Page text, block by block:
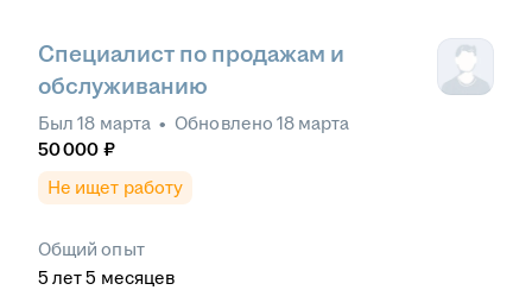
Специалист по продажам и
обслуживанию
Был 18 марта • Обновлено 18 марта
50 000 ₽
Не ищет работу
Общий опыт
5 лет 5 месяцев